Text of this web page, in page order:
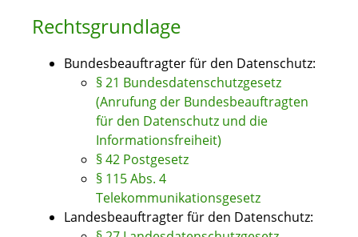
Rechtsgrundlage
Bundesbeauftragter für den Datenschutz:
§ 21 Bundesdatenschutzgesetz
(Anrufung der Bundesbeauftragten
für den Datenschutz und die
Informationsfreiheit)
§ 42 Postgesetz
§ 115 Abs. 4
Telekommunikationsgesetz
Landesbeauftragter für den Datenschutz: